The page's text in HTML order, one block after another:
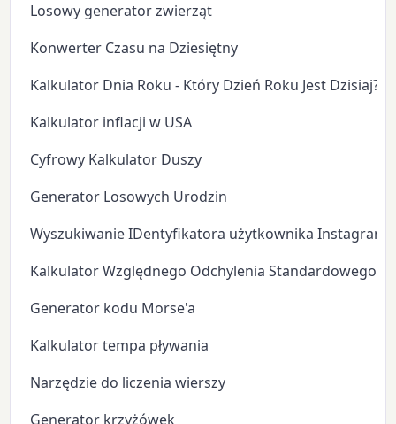
Losowy generator zwierząt
Konwerter Czasu na Dziesiętny
Kalkulator Dnia Roku - Który Dzień Roku Jest Dzisiaj?
Kalkulator inflacji w USA
Cyfrowy Kalkulator Duszy
Generator Losowych Urodzin
Wyszukiwanie IDentyfikatora użytkownika Instagram
Kalkulator Względnego Odchylenia Standardowego
Generator kodu Morse'a
Kalkulator tempa pływania
Narzędzie do liczenia wierszy
Generator krzyżówek